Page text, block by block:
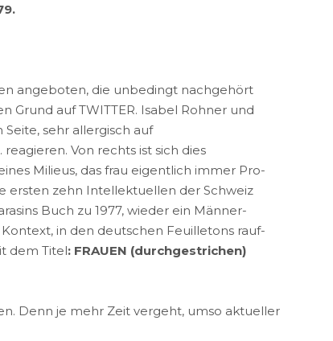
angeboten, die unbedingt nachgehört
Grund auf TWITTER. Isabel Rohner und
sehr allergisch auf
Von rechts ist sich dies
Milieus, das frau eigentlich immer Pro-
ersten zehn Intellektuellen der Schweiz
Buch zu 1977, wieder ein Männer-
in den deutschen Feuilletons rauf-
dem Titel: FRAUEN (durchgestrichen)
Denn je mehr Zeit vergeht, umso aktueller